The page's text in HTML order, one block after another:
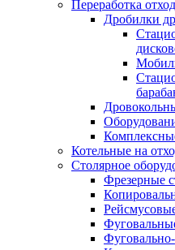
Переработка
Дробилки
Котельные на
Столярное
Фрезерные